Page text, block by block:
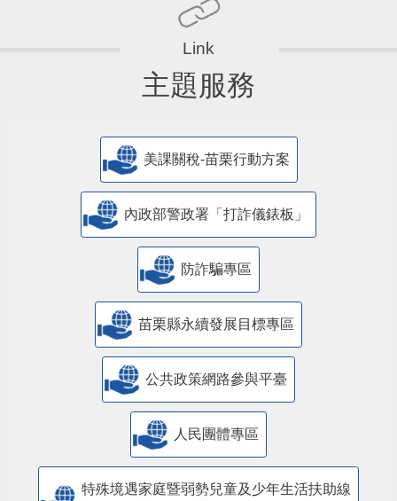
主題服務
美課關稅-苗栗行動方案
內政部警政署「打詐儀錶板」
防詐騙專區
苗栗縣永續發展目標專區
公共政策網路參與平臺
人民團體專區
特殊境遇家庭暨弱勢兒童及少年生活扶助線